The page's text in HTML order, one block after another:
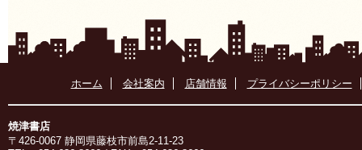
ホーム 会社案内 店舗情報 プライバシーポリシー
焼津書店
〒426-0067 静岡県藤枝市前島2-11-23